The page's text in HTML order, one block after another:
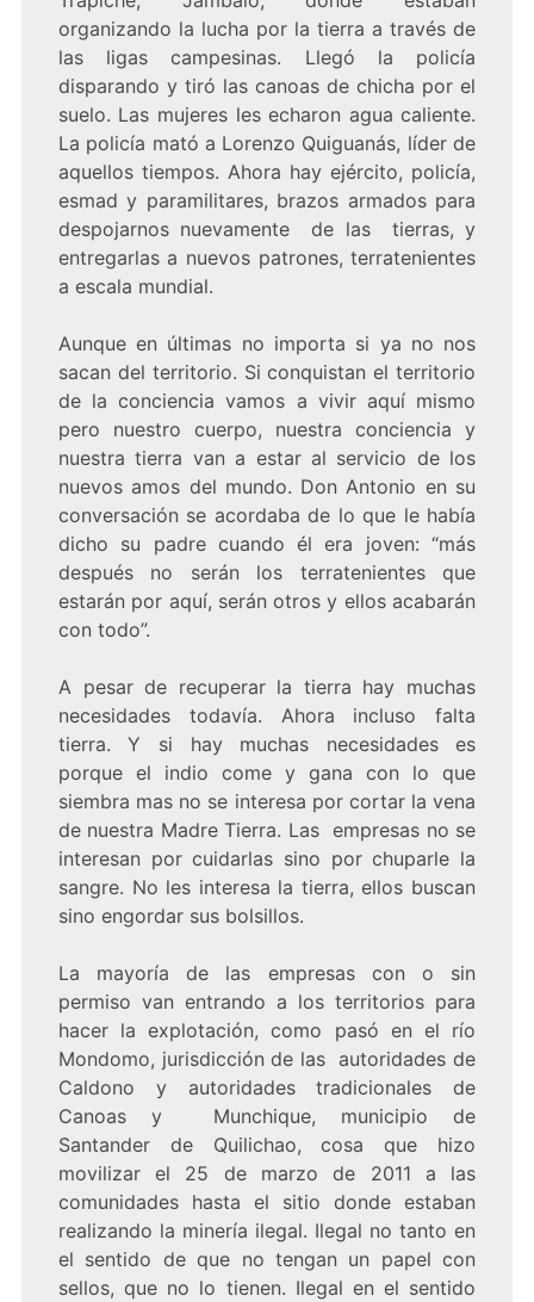
organizando la lucha por la tierra a través de
las ligas campesinas. Llegó la policía
disparando y tiró las canoas de chicha por el
suelo. Las mujeres les echaron agua caliente.
La policía mató a Lorenzo Quiguanás, líder de
aquellos tiempos. Ahora hay ejército, policía,
esmad y paramilitares, brazos armados para
despojarnos nuevamente de las tierras, y
entregarlas a nuevos patrones, terratenientes
a escala mundial.
Aunque en últimas no importa si ya no nos
sacan del territorio. Si conquistan el territorio
de la conciencia vamos a vivir aquí mismo
pero nuestro cuerpo, nuestra conciencia y
nuestra tierra van a estar al servicio de los
nuevos amos del mundo. Don Antonio en su
conversación se acordaba de lo que le había
dicho su padre cuando él era joven: “más
después no serán los terratenientes que
estarán por aquí, serán otros y ellos acabarán
con todo”.
A pesar de recuperar la tierra hay muchas
necesidades todavía. Ahora incluso falta
tierra. Y si hay muchas necesidades es
porque el indio come y gana con lo que
siembra mas no se interesa por cortar la vena
de nuestra Madre Tierra. Las empresas no se
interesan por cuidarlas sino por chuparle la
sangre. No les interesa la tierra, ellos buscan
sino engordar sus bolsillos.
La mayoría de las empresas con o sin
permiso van entrando a los territorios para
hacer la explotación, como pasó en el río
Mondomo, jurisdicción de las autoridades de
Caldono y autoridades tradicionales de
Canoas y Munchique, municipio de
Santander de Quilichao, cosa que hizo
movilizar el 25 de marzo de 2011 a las
comunidades hasta el sitio donde estaban
realizando la minería ilegal. Ilegal no tanto en
el sentido de que no tengan un papel con
sellos, que no lo tienen. Ilegal en el sentido